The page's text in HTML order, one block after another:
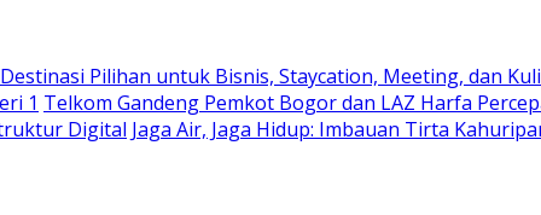
Pilihan untuk Bisnis, Staycation, Meeting, dan
1 Telkom Gandeng Pemkot Bogor dan LAZ Harfa
Digital Jaga Air, Jaga Hidup: Imbauan Tirta